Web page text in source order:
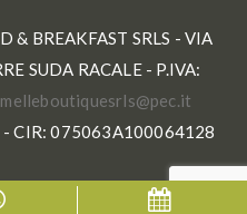
& BREAKFAST SRLS - VIA
SUDA RACALE - P.IVA:
ti.ce
p@slr
seuqi
tuobe
CIR: 075063A100064128